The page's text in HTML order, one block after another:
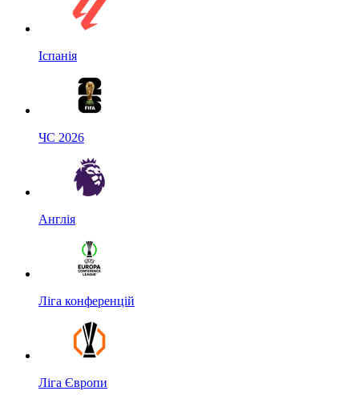
Іспанія
ЧС 2026
Англія
Ліга конференцій
Ліга Європи